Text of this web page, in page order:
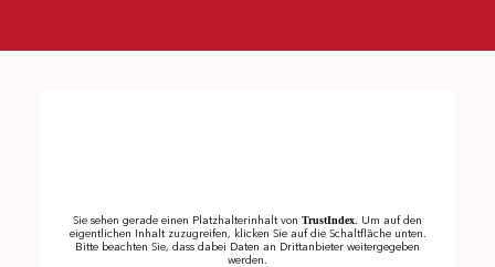
Sie sehen gerade einen Platzhalterinhalt von TrustIndex. Um auf den
eigentlichen Inhalt zuzugreifen, klicken Sie auf die Schaltfläche unten.
Bitte beachten Sie, dass dabei Daten an Drittanbieter weitergegeben
werden.